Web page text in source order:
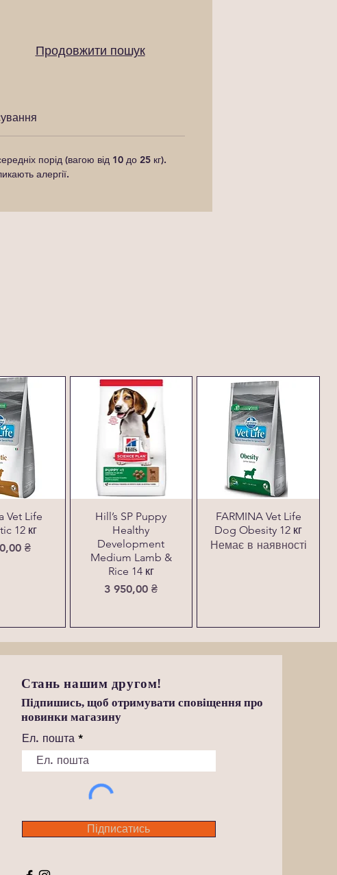
порід (вагою від 10 до 25 кг).
алергії.
Продовжити пошук
Vet Life
12 кг
₴
Hill’s SP Puppy
Healthy
Development
Medium Lamb &
Rice 14 кг
Ціна
3 950,00 ₴
FARMINA Vet Life
Dog Obesity 12 кг
Немає в наявності
Стань нашим другом!
Підпишись, щоб отримувати сповіщення про
новинки магазину
Ел. пошта
Підписатись